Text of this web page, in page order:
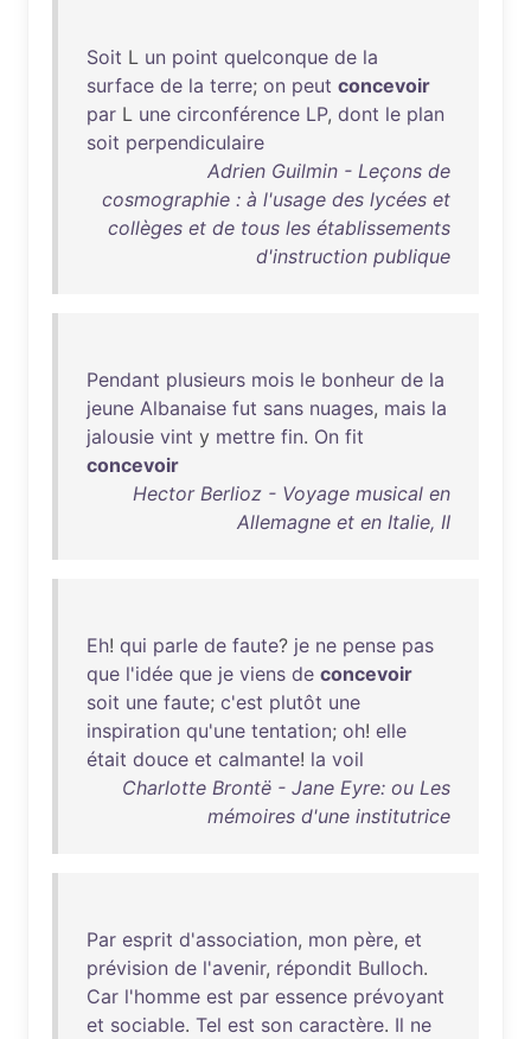
Soit L un point quelconque de la
surface de la terre; on peut concevoir
par L une circonférence LP, dont le plan
soit perpendiculaire
Adrien Guilmin - Leçons de
cosmographie : à l'usage des lycées et
collèges et de tous les établissements
d'instruction publique
Pendant plusieurs mois le bonheur de la
jeune Albanaise fut sans nuages, mais la
jalousie vint y mettre fin. On fit
concevoir
Hector Berlioz - Voyage musical en
Allemagne et en Italie, II
Eh! qui parle de faute? je ne pense pas
que l'idée que je viens de concevoir
soit une faute; c'est plutôt une
inspiration qu'une tentation; oh! elle
était douce et calmante! la voil
Charlotte Brontë - Jane Eyre: ou Les
mémoires d'une institutrice
Par esprit d'association, mon père, et
prévision de l'avenir, répondit Bulloch.
Car l'homme est par essence prévoyant
et sociable. Tel est son caractère. Il ne